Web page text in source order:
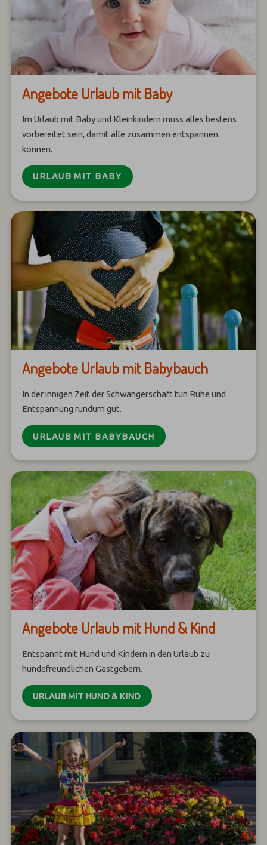
Angebote Urlaub mit Baby
Im Urlaub mit Baby und Kleinkindern muss alles bestens
vorbereitet sein, damit alle zusammen entspannen
können.
URLAUB MIT BABY
Angebote Urlaub mit Babybauch
In der innigen Zeit der Schwangerschaft tun Ruhe und
Entspannung rundum gut.
URLAUB MIT BABYBAUCH
Angebote Urlaub mit Hund & Kind
Entspannt mit Hund und Kindern in den Urlaub zu
hundefreundlichen Gastgebern.
URLAUB MIT HUND & KIND